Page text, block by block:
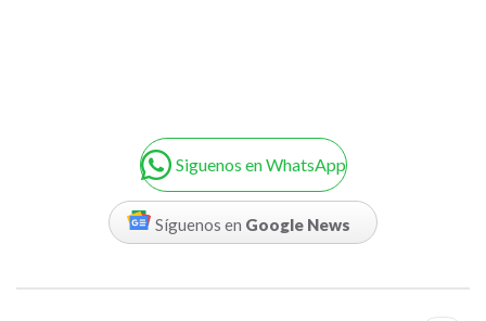
Siguenos en WhatsApp
Síguenos en Google News